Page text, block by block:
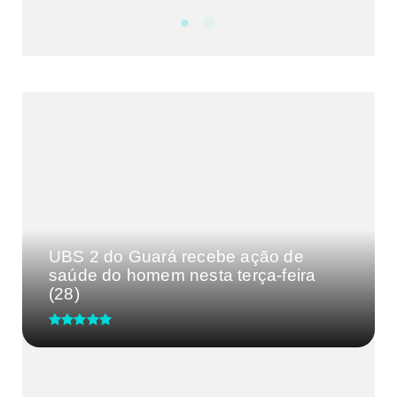
UBS 2 do Guará recebe ação de
saúde do homem nesta terça-feira
(28)